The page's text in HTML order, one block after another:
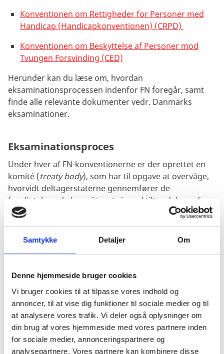
Samtykke Detaljer Om
Denne hjemmeside bruger cookies
Vi bruger cookies til at tilpasse vores indhold og
annoncer, til at vise dig funktioner til sociale medier og til
at analysere vores trafik. Vi deler også oplysninger om
din brug af vores hjemmeside med vores partnere inden
for sociale medier, annonceringspartnere og
analysepartnere. Vores partnere kan kombinere disse
Konventionen om Rettigheder for Personer med
Handicap (Handicapkonventionen) (CRPD)
Konventionen om Beskyttelse af Personer mod
Tvungen Forsvinding (CED)
Herunder kan du læse om, hvordan
eksaminationsprocessen indenfor FN foregår, samt
finde alle relevante dokumenter vedr. Danmarks
eksaminationer.
Eksaminationsproces
Under hver af FN-konventionerne er der oprettet en
komité (treaty body), som har til opgave at overvåge,
hvorvidt deltagerstaterne gennemfører de
forpligtelser, de har påtaget sig ved tiltrædelsen af
konventionen. Disse komitéer – bestående af
uafhængige eksperter fra hele verden - eksaminerer
staterne med udgangspunkt i en periodisk rapport
pågældende konvention, finder sted hvert 4. år. Den til
pågældende land under et offentligt møde, hvor
repræsentanter for landet besvarer spørgsmål fra
komiteens medlemmer, samt uddyber den skriftlige
rapport. Efterfølgende udarbejder og offentliggør
komitéen en række anbefalinger til, hvordan staten